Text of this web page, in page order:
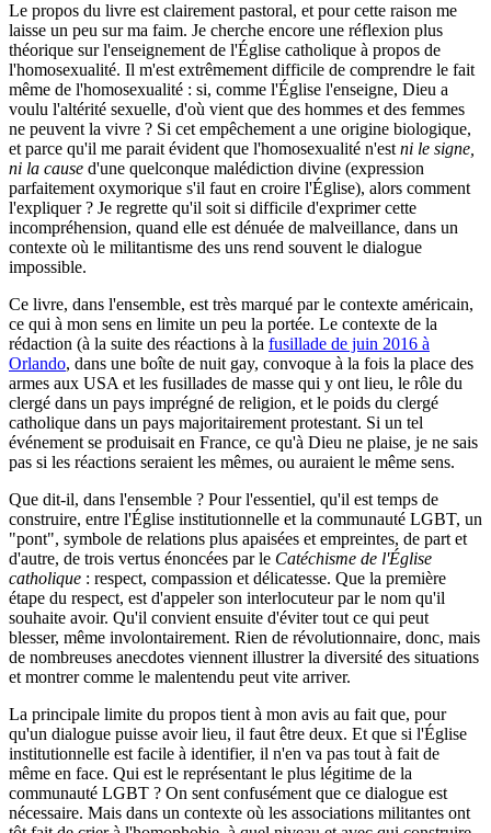
Le propos du livre est clairement pastoral, et pour cette raison me
laisse un peu sur ma faim. Je cherche encore une réflexion plus
théorique sur l'enseignement de l'Église catholique à propos de
l'homosexualité. Il m'est extrêmement difficile de comprendre le fait
même de l'homosexualité : si, comme l'Église l'enseigne, Dieu a
voulu l'altérité sexuelle, d'où vient que des hommes et des femmes
ne peuvent la vivre ? Si cet empêchement a une origine biologique,
et parce qu'il me parait évident que l'homosexualité n'est ni le signe,
ni la cause d'une quelconque malédiction divine (expression
parfaitement oxymorique s'il faut en croire l'Église), alors comment
l'expliquer ? Je regrette qu'il soit si difficile d'exprimer cette
incompréhension, quand elle est dénuée de malveillance, dans un
contexte où le militantisme des uns rend souvent le dialogue
impossible.
Ce livre, dans l'ensemble, est très marqué par le contexte américain,
ce qui à mon sens en limite un peu la portée. Le contexte de la
rédaction (à la suite des réactions à la fusillade de juin 2016 à
Orlando, dans une boîte de nuit gay, convoque à la fois la place des
armes aux USA et les fusillades de masse qui y ont lieu, le rôle du
clergé dans un pays imprégné de religion, et le poids du clergé
catholique dans un pays majoritairement protestant. Si un tel
événement se produisait en France, ce qu'à Dieu ne plaise, je ne sais
pas si les réactions seraient les mêmes, ou auraient le même sens.
Que dit-il, dans l'ensemble ? Pour l'essentiel, qu'il est temps de
construire, entre l'Église institutionnelle et la communauté LGBT, un
"pont", symbole de relations plus apaisées et empreintes, de part et
d'autre, de trois vertus énoncées par le Catéchisme de l'Église
catholique : respect, compassion et délicatesse. Que la première
étape du respect, est d'appeler son interlocuteur par le nom qu'il
souhaite avoir. Qu'il convient ensuite d'éviter tout ce qui peut
blesser, même involontairement. Rien de révolutionnaire, donc, mais
de nombreuses anecdotes viennent illustrer la diversité des situations
et montrer comme le malentendu peut vite arriver.
La principale limite du propos tient à mon avis au fait que, pour
qu'un dialogue puisse avoir lieu, il faut être deux. Et que si l'Église
institutionnelle est facile à identifier, il n'en va pas tout à fait de
même en face. Qui est le représentant le plus légitime de la
communauté LGBT ? On sent confusément que ce dialogue est
nécessaire. Mais dans un contexte où les associations militantes ont